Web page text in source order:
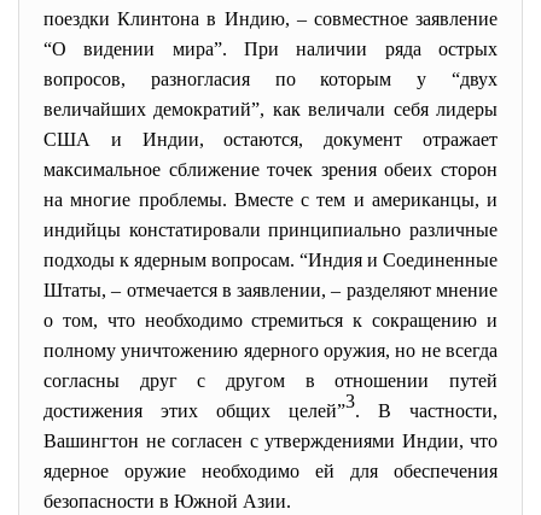
поездки Клинтона в Индию, – совместное заявление
“О видении мира”. При наличии ряда острых
вопросов, разногласия по которым у “двух
величайших демократий”, как величали себя лидеры
США и Индии, остаются, документ отражает
максимальное сближение точек зрения обеих сторон
на многие проблемы. Вместе с тем и американцы, и
индийцы констатировали принципиально различные
подходы к ядерным вопросам. “Индия и Соединенные
Штаты, – отмечается в заявлении, – разделяют мнение
о том, что необходимо стремиться к сокращению и
полному уничтожению ядерного оружия, но не всегда
согласны друг с другом в отношении путей
достижения этих общих целей”3. В частности,
Вашингтон не согласен с утверждениями Индии, что
ядерное оружие необходимо ей для обеспечения
безопасности в Южной Азии.